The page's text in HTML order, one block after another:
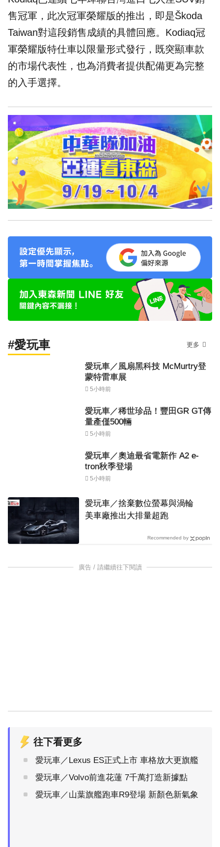
售冠軍，此次冠軍榮耀版的推出，即是Škoda
Taiwan對這段銷售成績的具體回應。Kodiaq冠
軍榮耀版特仕車以限量形式發行，既突顯車款
的市場代表性，也為消費者提供配備更為完整
的入手選擇。
#愛玩車 更多
愛玩車／風扇黑科技 McMurtry登
蒙特雷車展
5小時前
愛玩車／稀世珍品！豐田GR GT傳
量產僅500輛
5小時前
愛玩車／奧迪最省電新作 A2 e-
tron秋季登場
5小時前
愛玩車／捨棄數位螢幕與渦輪
美車廠推出大排量超跑
Recommended by
廣告 / 請繼續往下閱讀
往下看更多
愛玩車／Lexus ES正式上市 車格放大更旗艦
愛玩車／Volvo前進花蓮 7千萬打造新據點
愛玩車／山葉旗艦跑車R9登場 新顏色新氣象